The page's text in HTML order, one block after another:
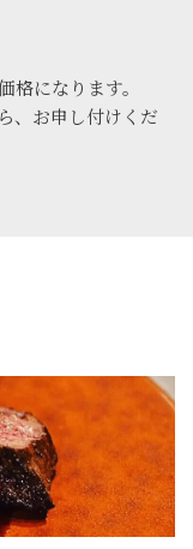
になります。
、お申し付けくだ